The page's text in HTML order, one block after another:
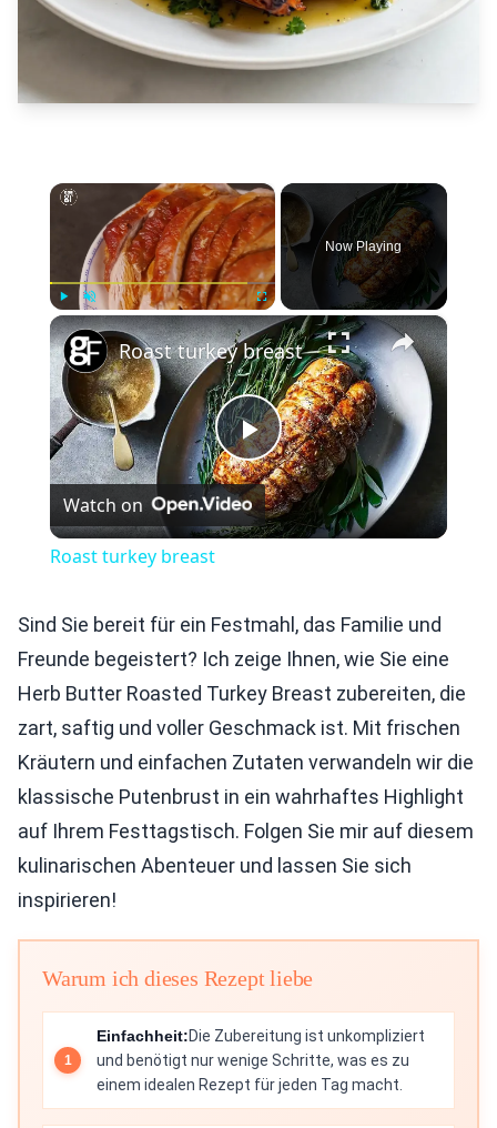
×
Play Unmute Fullscreen
Now Playing
×
Play
Video
Roast turkey breast
Watch on
Roast turkey breast
Sind Sie bereit für ein Festmahl, das Familie und
Freunde begeistert? Ich zeige Ihnen, wie Sie eine
Herb Butter Roasted Turkey Breast zubereiten, die
zart, saftig und voller Geschmack ist. Mit frischen
Kräutern und einfachen Zutaten verwandeln wir die
klassische Putenbrust in ein wahrhaftes Highlight
auf Ihrem Festtagstisch. Folgen Sie mir auf diesem
kulinarischen Abenteuer und lassen Sie sich
inspirieren!
Warum ich dieses Rezept liebe
Einfachheit:Die Zubereitung ist unkompliziert
und benötigt nur wenige Schritte, was es zu
einem idealen Rezept für jeden Tag macht.